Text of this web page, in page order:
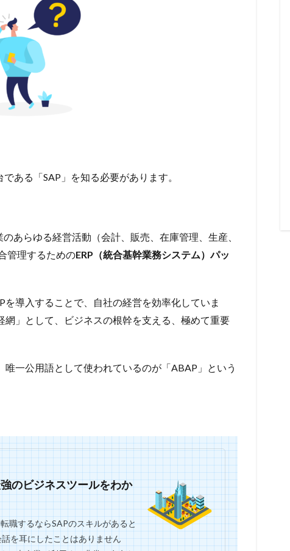
ある「SAP」を知る必要があります。
あらゆる経営活動（会計、販売、在庫管理、生産、
管理するためのERP（統合基幹業務システム）パッ
導入することで、自社の経営を効率化していま
」として、ビジネスの根幹を支える、極めて重要
一公用語として使われているのが「ABAP」という
のビジネスツールをわか
職するならSAPのスキルがあると
を耳にしたことはありません